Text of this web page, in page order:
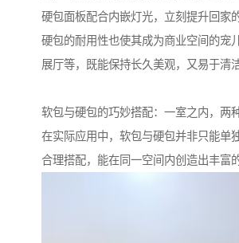
硬包面板配合内嵌灯光，立刻提升回家
硬包的耐用性也使其成为商业空间的宠
展厅等，既能保持长久美观，又易于清
软包与硬包的巧妙搭配：一室之内，两
在实际应用中，软包与硬包并非只能单
合理搭配，能在同一空间内创造出丰富